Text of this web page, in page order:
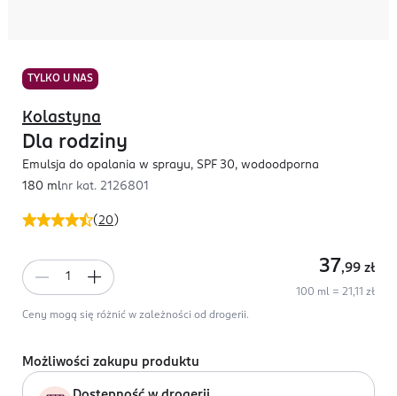
TYLKO U NAS
(20 )
Kolastyna
Dla rodziny
Emulsja do opalania w sprayu, SPF 30, wodoodporna
180 mlnr kat. 2126801
37,99 zł
100 ml = 21,11 zł
Ceny mogą się różnić w zależności od drogerii.
Możliwości zakupu produktu